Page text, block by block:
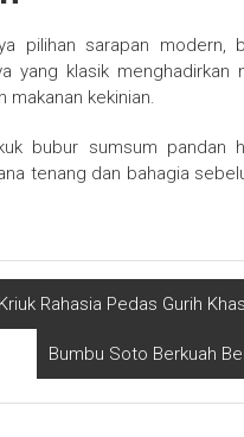
pilihan sarapan
yang klasik
makanan kekinian.
bubur sumsum
tenang dan bahagia
Rahasia Pedas Gurih
Bumbu Soto Berkuah